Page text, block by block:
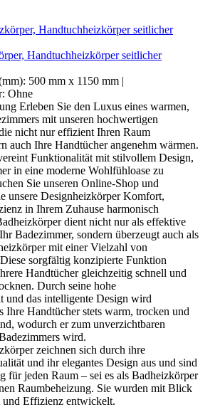
Handtuchheizkörper seitlicher
500 mm x 1150 mm |
Ohne
Erleben Sie den Luxus eines warmen,
mit unseren hochwertigen
nicht nur effizient Ihren Raum
auch Ihre Handtücher angenehm wärmen.
Funktionalität mit stilvollem Design,
in eine moderne Wohlfühloase zu
Sie unseren Online-Shop und
unsere Designheizkörper Komfort,
in Ihrem Zuhause harmonisch
dient nicht nur als effektive
Badezimmer, sondern überzeugt auch als
mit einer Vielzahl von
sorgfältig konzipierte Funktion
Handtücher gleichzeitig schnell und
Durch seine hohe
und das intelligente Design wird
Ihre Handtücher stets warm, trocken und
wodurch er zum unverzichtbaren
wird.
zeichnen sich durch ihre
und ihr elegantes Design aus und sind
für jeden Raum – sei es als Badheizkörper
Raumbeheizung. Sie wurden mit Blick
Effizienz entwickelt.